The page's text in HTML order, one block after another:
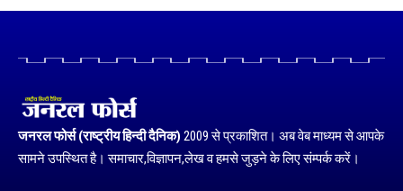
जनरल फोर्स (राष्ट्रीय हिन्दी दैनिक) 2009 से प्रकाशित। अब वेब माध्यम से आपके
सामने उपस्थित है। समाचार,विज्ञापन,लेख व हमसे जुड़ने के लिए संम्पर्क करें।